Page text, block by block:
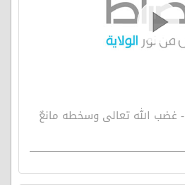
مصباح الهداية 306 - غضب الله تعالى وسخطه مانعٌ